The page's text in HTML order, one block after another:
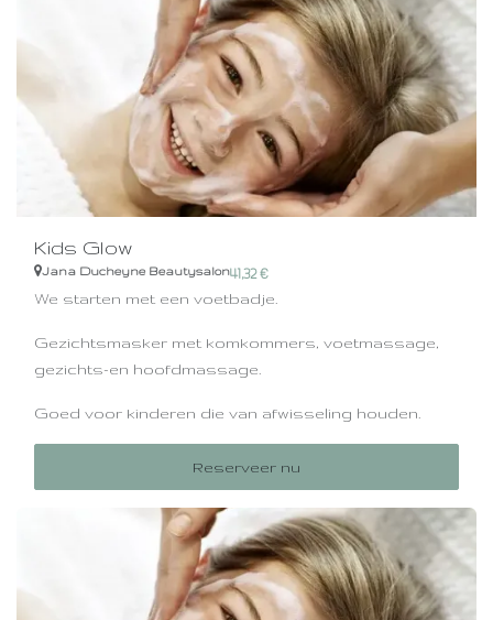
Kids Glow
Jana Ducheyne Beautysalon41,32€
We starten met een voetbadje.
Gezichtsmasker met komkommers, voetmassage,
gezichts-en hoofdmassage.
Goed voor kinderen die van afwisseling houden.
Reserveer nu